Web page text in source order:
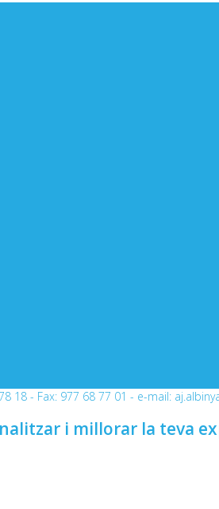
18 - Fax: 977 68 77 01 - e-mail:
i millorar la teva